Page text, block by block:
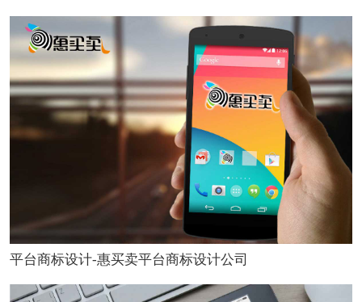
平台商标设计-惠买卖平台商标设计公司